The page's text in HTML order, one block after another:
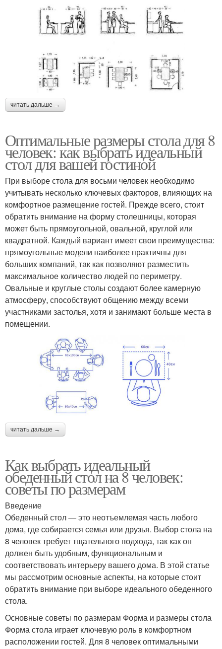
читать дальше →
Оптимальные размеры стола для 8
человек: как выбрать идеальный
стол для вашей гостиной
При выборе стола для восьми человек необходимо
учитывать несколько ключевых факторов, влияющих на
комфортное размещение гостей. Прежде всего, стоит
обратить внимание на форму столешницы, которая
может быть прямоугольной, овальной, круглой или
квадратной. Каждый вариант имеет свои преимущества:
прямоугольные модели наиболее практичны для
больших компаний, так как позволяют разместить
максимальное количество людей по периметру.
Овальные и круглые столы создают более камерную
атмосферу, способствуют общению между всеми
участниками застолья, хотя и занимают больше места в
помещении.
читать дальше →
Как выбрать идеальный
обеденный стол на 8 человек:
советы по размерам
Введение
Обеденный стол — это неотъемлемая часть любого
дома, где собирается семья или друзья. Выбор стола на
8 человек требует тщательного подхода, так как он
должен быть удобным, функциональным и
соответствовать интерьеру вашего дома. В этой статье
мы рассмотрим основные аспекты, на которые стоит
обратить внимание при выборе идеального обеденного
стола.
Основные советы по размерам Форма и размеры стола
Форма стола играет ключевую роль в комфортном
расположении гостей. Для 8 человек оптимальными